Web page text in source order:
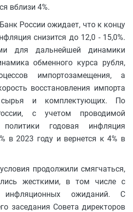
вблизи 4%.
России ожидает, что к концу
снизится до 12,0 - 15,0%.
для дальнейшей динамики
обменного курса рубля,
импортозамещения, а
восстановления импорта
сырья и комплектующих. По
с учетом проводимой
политики годовая инфляция
в 2023 году и вернется к 4% в
продолжили смягчаться,
жесткими, в том числе с
инфляционных ожиданий. С
заседания Совета директоров